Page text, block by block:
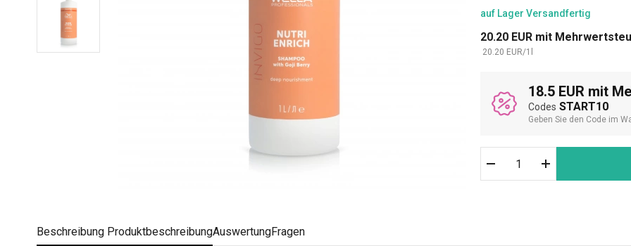
auf Lager Versandfertig
20.20 EUR mit
20.20 EUR/1
18.5 EUR mit
Codes START10
Geben Sie den Code im
Beschreibung ProduktbeschreibungAuswertungFragen